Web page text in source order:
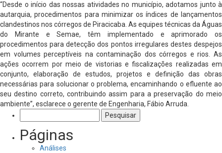
“Desde o início das nossas atividades no município, adotamos junto à
autarquia, procedimentos para minimizar os índices de lançamentos
clandestinos nos córregos de Piracicaba. As equipes técnicas da Águas
do Mirante e Semae, têm implementado e aprimorado os
procedimentos para detecção dos pontos irregulares destes despejos
em volumes perceptíveis na contaminação dos córregos e rios. As
ações ocorrem por meio de vistorias e fiscalizações realizadas em
conjunto, elaboração de estudos, projetos e definição das obras
necessárias para solucionar o problema, encaminhando o efluente ao
seu destino correto, contribuindo assim para a preservação do meio
ambiente”, esclarece o gerente de Engenharia, Fábio Arruda.
por:
Páginas
Análises